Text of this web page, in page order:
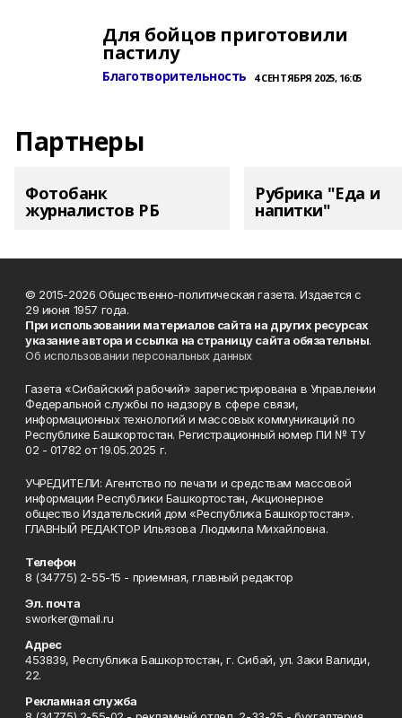
Для бойцов приготовили
пастилу
Благотворительность 4 СЕНТЯБРЯ 2025, 16:05
Партнеры
Фотобанк
журналистов РБ
Рубрика "Еда и
напитки"
© 2015-2026 Общественно-политическая газета. Издается с
29 июня 1957 года.
При использовании материалов сайта на других ресурсах
указание автора и ссылка на страницу сайта обязательны.
Об использовании персональных данных
Газета «Сибайский рабочий» зарегистрирована в Управлении
Федеральной службы по надзору в сфере связи,
информационных технологий и массовых коммуникаций по
Республике Башкортостан. Регистрационный номер ПИ № ТУ
02 - 01782 от 19.05.2025 г.
УЧРЕДИТЕЛИ: Агентство по печати и средствам массовой
информации Республики Башкортостан, Акционерное
общество Издательский дом «Республика Башкортостан».
ГЛАВНЫЙ РЕДАКТОР Ильязова Людмила Михайловна.
Телефон
8 (34775) 2-55-15 - приемная, главный редактор
Эл. почта
sworker@mail.ru
Адрес
453839, Республика Башкортостан, г. Сибай, ул. Заки Валиди,
22.
Рекламная служба